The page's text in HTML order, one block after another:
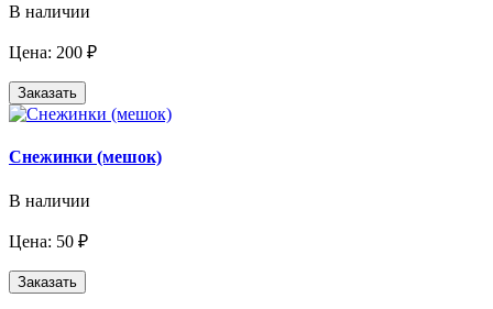
В наличии
Цена: 200 ₽
Заказать
Снежинки (мешок)
В наличии
Цена: 50 ₽
Заказать